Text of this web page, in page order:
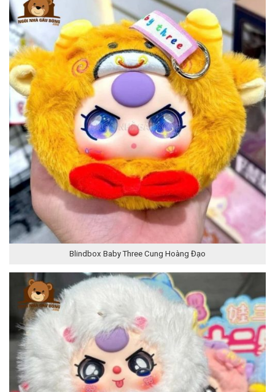
Blindbox Baby Three Cung Hoàng Đạo